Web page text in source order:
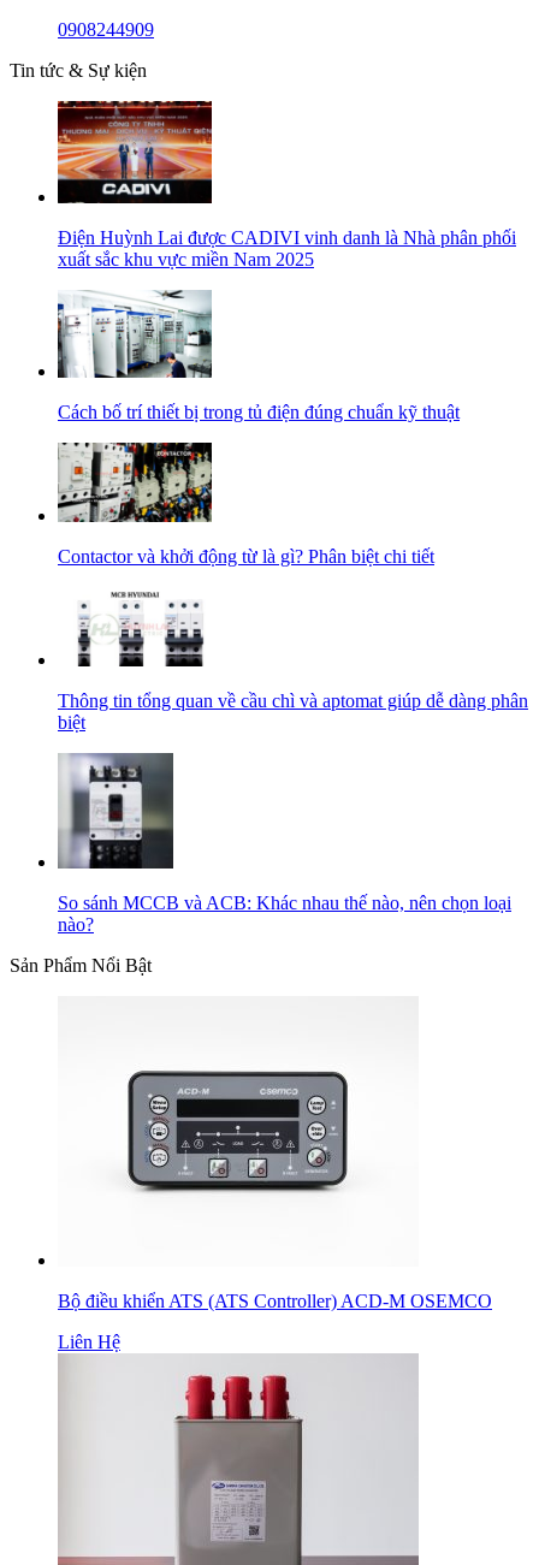
0908244909
Tin tức & Sự kiện
Điện Huỳnh Lai được CADIVI vinh danh là Nhà phân phối
xuất sắc khu vực miền Nam 2025
Cách bố trí thiết bị trong tủ điện đúng chuẩn kỹ thuật
Contactor và khởi động từ là gì? Phân biệt chi tiết
Thông tin tổng quan về cầu chì và aptomat giúp dễ dàng phân
biệt
So sánh MCCB và ACB: Khác nhau thế nào, nên chọn loại
nào?
Sản Phẩm Nổi Bật
Bộ điều khiển ATS (ATS Controller) ACD-M OSEMCO
Liên Hệ